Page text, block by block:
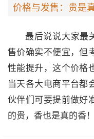
价格与发售：贵是
最后说说大家最
售价确实不便宜，但
性能提升，这个价格
当天各大电商平台都
伙伴们可要提前做好
的贵，香也是真的香！